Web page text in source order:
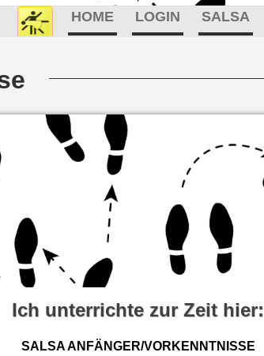
HOME LOGIN SALSA
Ich unterrichte zur Zeit hier:
SALSA ANFÄNGER/VORKENNTNISSE